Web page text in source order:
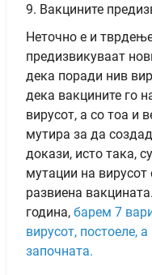
9. Вакцините
Неточно е и
предизвикуваат
дека поради нив
дека вакцините го
вирусот, а со тоа и
мутира за да
докази, исто така,
мутации на вирусот
развиена
година, барем 7
вирусот, постоеле,
започната.